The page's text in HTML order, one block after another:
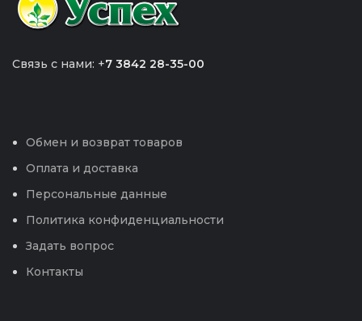
Связь с нами: +7 3842 28-35-00
Обмен и возврат товаров
Оплата и доставка
Персональные данные
Политика конфиденциальности
Задать вопрос
Контакты